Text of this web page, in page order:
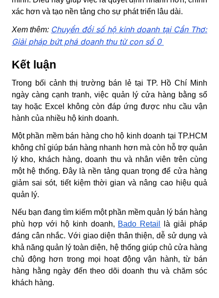
xác hơn và tạo nền tảng cho sự phát triển lâu dài.
Xem thêm: Chuyển đổi số hộ kinh doanh tại Cần Thơ:
Giải pháp bứt phá doanh thu từ con số 0
Kết luận
Trong bối cảnh thị trường bán lẻ tại TP. Hồ Chí Minh
ngày càng cạnh tranh, việc quản lý cửa hàng bằng sổ
tay hoặc Excel không còn đáp ứng được nhu cầu vận
hành của nhiều hộ kinh doanh.
Một phần mềm bán hàng cho hộ kinh doanh tại TP.HCM
không chỉ giúp bán hàng nhanh hơn mà còn hỗ trợ quản
lý kho, khách hàng, doanh thu và nhân viên trên cùng
một hệ thống. Đây là nền tảng quan trọng để cửa hàng
giảm sai sót, tiết kiệm thời gian và nâng cao hiệu quả
quản lý.
Nếu bạn đang tìm kiếm một phần mềm quản lý bán hàng
phù hợp với hộ kinh doanh, Bado Retail
là giải pháp
đáng cân nhắc. Với giao diện thân thiện, dễ sử dụng và
khả năng quản lý toàn diện, hệ thống giúp chủ cửa hàng
chủ động hơn trong mọi hoạt động vận hành, từ bán
hàng hằng ngày đến theo dõi doanh thu và chăm sóc
khách hàng.